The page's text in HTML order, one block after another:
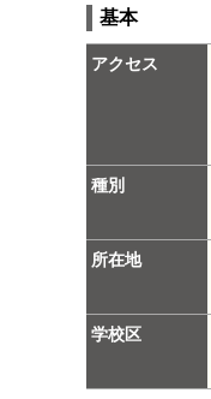
基本
アクセス
種別
所在地
学校区